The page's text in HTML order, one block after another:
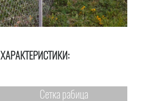
ХАРАКТЕРИСТИКИ:
Сетка рабица